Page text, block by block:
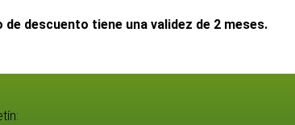
de descuento tiene una validez de 2 meses.